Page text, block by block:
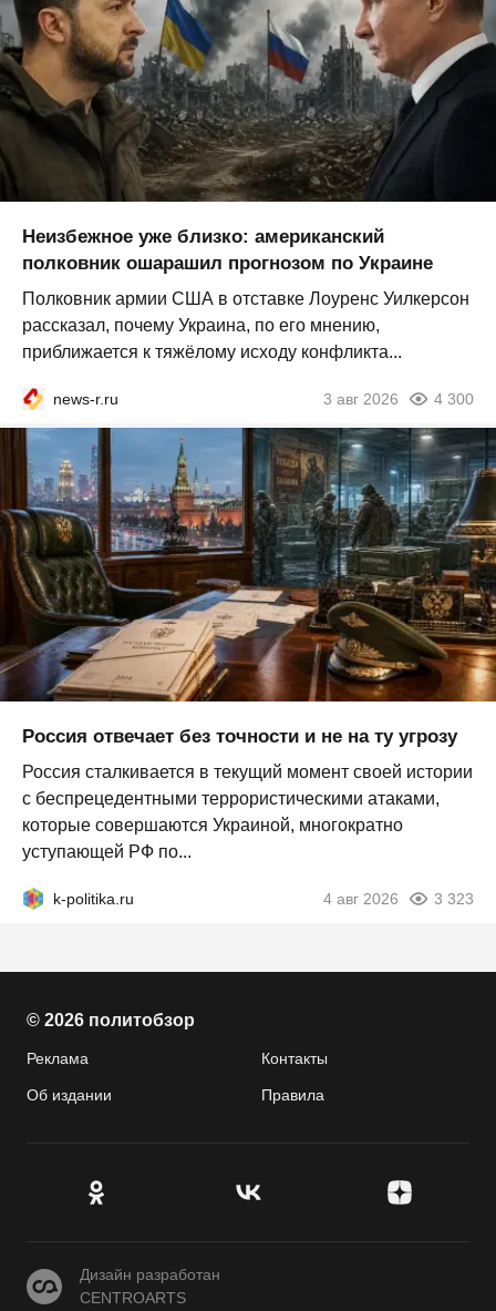
Неизбежное уже близко: американский
полковник ошарашил прогнозом по Украине
Полковник армии США в отставке Лоуренс Уилкерсон
рассказал, почему Украина, по его мнению,
приближается к тяжёлому исходу конфликта...
news-r.ru 3 авг 2026 4 300
Россия отвечает без точности и не на ту угрозу
Россия сталкивается в текущий момент своей истории
с беспрецедентными террористическими атаками,
которые совершаются Украиной, многократно
уступающей РФ по...
k-politika.ru 4 авг 2026 3 323
© 2026 политобзор
Реклама Контакты
Об издании Правила
CENTROARTS